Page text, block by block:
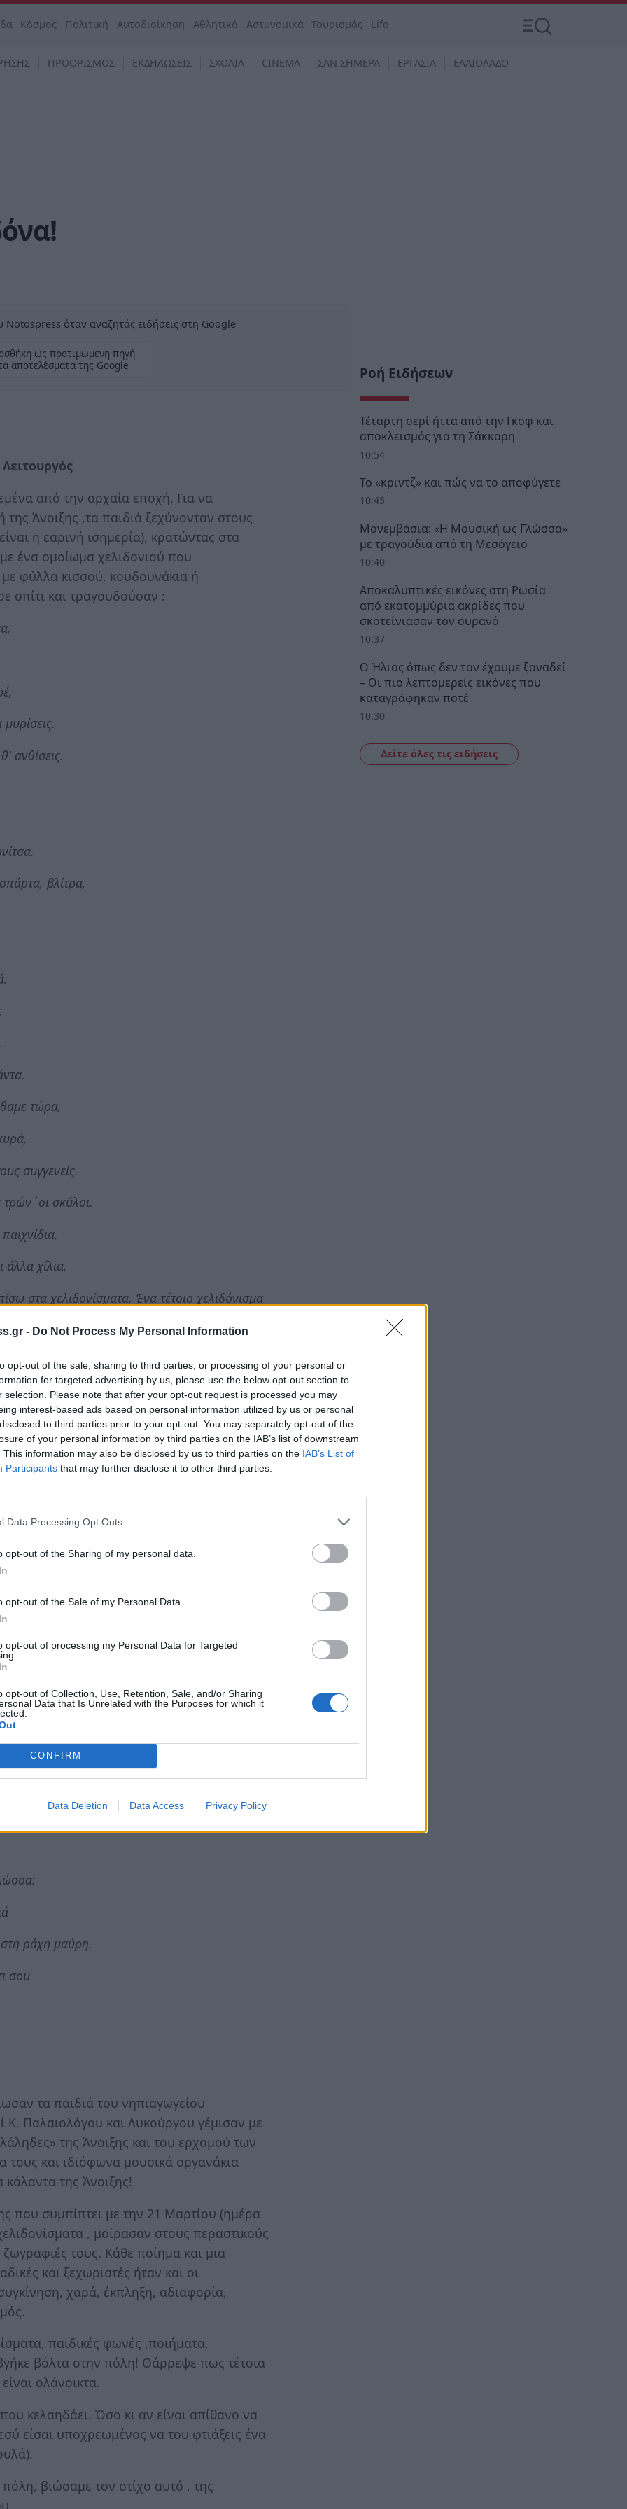
- Do Not Process My Personal Information
opt-out of the sale, sharing to third parties, or processing of your personal or
for targeted advertising by us, please use the below opt-out section to
selection. Please note that after your opt-out request is processed you may
interest-based ads based on personal information utilized by us or personal
to third parties prior to your opt-out. You may separately opt-out of the
of your personal information by third parties on the IAB’s list of downstream
This information may also be disclosed by us to third parties on the IAB’s List of
Participants that may further disclose it to other third parties.
Data Processing Opt Outs
opt-out of the Sharing of my personal data.
opt-out of the Sale of my Personal Data.
opt-out of processing my Personal Data for Targeted
opt-out of Collection, Use, Retention, Sale, and/or Sharing
Data that Is Unrelated with the Purposes for which it
CONFIRM
Data Deletion Data Access Privacy Policy
Κόσμος Πολιτική Αυτοδιοίκηση Αθλητικά Αστυνομικά Τουρισμός Life
ΠΡΟΟΡΙΣΜΟΣ ΕΚΔΗΛΩΣΕΙΣ ΣΧΟΛΙΑ CINEMA ΣΑΝ ΣΗΜΕΡΑ ΕΡΓΑΣΙΑ ΕΛΑΙΟΛΑΔΟ
όταν αναζητάς ειδήσεις στη Google
ως προτιμώμενη πηγή
αποτελέσματα της Google
από την αρχαία εποχή. Για να
Άνοιξης ,τα παιδιά ξεχύνονταν στους
η εαρινή ισημερία), κρατώντας στα
ένα ομοίωμα χελιδονιού που
φύλλα κισσού, κουδουνάκια ή
σπίτι και τραγουδούσαν :
ανθίσεις.
βλίτρα,
τώρα,
συγγενείς.
σκύλοι.
χίλια.
στα χελιδονίσματα. Ένα τέτοιο χελιδόνισμα
αρχαίο. Το έχει διασώσει ο συγγραφέας
μέλαινα.
ράχη μαύρη.
σου
τα παιδιά του νηπιαγωγείου
Κ. Παλαιολόγου και Λυκούργου γέμισαν με
της Άνοιξης και του ερχομού των
τους και ιδιόφωνα μουσικά οργανάκια
της Άνοιξης!
που συμπίπτει με την 21 Μαρτίου (ημέρα
, μοίρασαν στους περαστικούς
τους. Κάθε ποίημα και μια
και ξεχωριστές ήταν και οι
χαρά, έκπληξη, αδιαφορία,
παιδικές φωνές ,ποιήματα,
βόλτα στην πόλη! Θάρρεψε πως τέτοια
ολάνοικτα.
κελαηδάει. Όσο κι αν είναι απίθανο να
είσαι υποχρεωμένος να του φτιάξεις ένα
βιώσαμε τον στίχο αυτό , της
Ροή Ειδήσεων
Τέταρτη σερί ήττα από την Γκοφ και
αποκλεισμός για τη Σάκκαρη
10:54
Το «κριντζ» και πώς να το αποφύγετε
10:45
Μονεμβάσια: «Η Μουσική ως Γλώσσα»
με τραγούδια από τη Μεσόγειο
10:40
Αποκαλυπτικές εικόνες στη Ρωσία
από εκατομμύρια ακρίδες που
σκοτείνιασαν τον ουρανό
10:37
Ο Ήλιος όπως δεν τον έχουμε ξαναδεί
– Οι πιο λεπτομερείς εικόνες που
καταγράφηκαν ποτέ
10:30
Δείτε όλες τις ειδήσεις